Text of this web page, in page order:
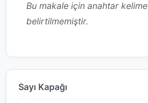
Bu makale için anahtar kelime
belirtilmemiştir.
Sayı Kapağı